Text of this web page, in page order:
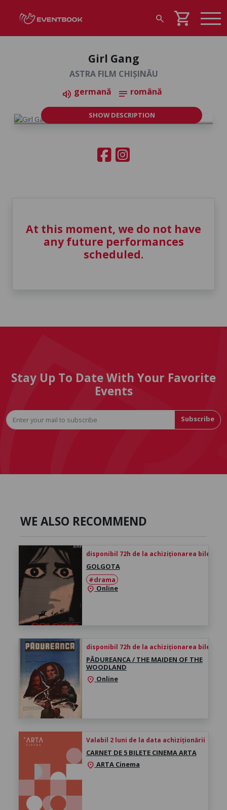
search shopping_cart
Girl Gang
ASTRA FILM CHIȘINĂU
volume_up germană notes română
SHOW DESCRIPTION
At this moment, we do not have
any future performances
scheduled.
Stay Up To Date With Your Favorite
Events
Subscribe
WE ALSO RECOMMEND
disponibil 72h de la achiziționarea biletului
GOLGOTA
#drama
location_on Online
disponibil 72h de la achiziționarea biletului
PĂDUREANCA / THE MAIDEN OF THE
WOODLAND
location_on Online
Valabil 2 luni de la data achiziționării
CARNET DE 5 BILETE CINEMA ARTA
location_onARTA Cinema